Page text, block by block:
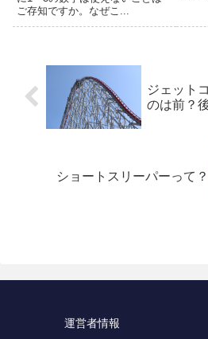
ご存知ですか。なぜこ...
ジェット
のは前？
ショートスリーパーって？
運営者情報